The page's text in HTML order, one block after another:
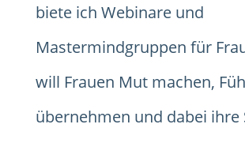
biete ich Webinare und
Mastermindgruppen für
will Frauen Mut machen,
übernehmen und dabei ihre